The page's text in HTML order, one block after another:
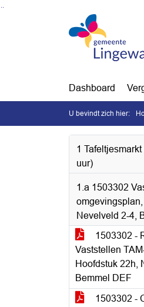
Ga naar de inhoud van deze pagina
Dashboard
U bevindt zich hier:
1
uur)
1.a 1503302
omgevingsplan,
Nevelveld 2-4,
1503302 -
Vaststellen
Hoofdstuk 22h,
Bemmel DEF
1503302 -